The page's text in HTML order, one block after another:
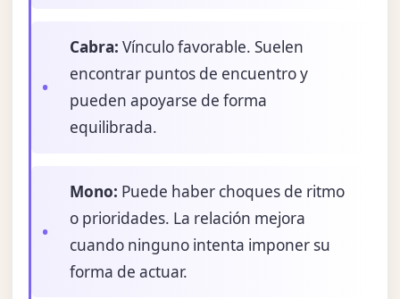
Cabra: Vínculo favorable. Suelen
encontrar puntos de encuentro y
pueden apoyarse de forma
equilibrada.
Mono: Puede haber choques de ritmo
o prioridades. La relación mejora
cuando ninguno intenta imponer su
forma de actuar.